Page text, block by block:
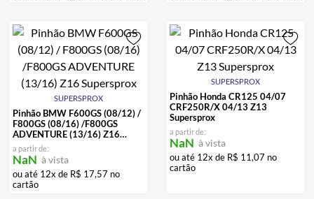
SUPERSPROX
Pinhão BMW F600GS (08/12) /
F800GS (08/16) /F800GS
ADVENTURE (13/16) Z16
Supersprox
a partir de:
NaN à vista
ou até 12x de R$ 17,57 no
cartão
SUPERSPROX
Pinhão Honda CR125 04/07
CRF250R/X 04/13 Z13
Supersprox
a partir de:
NaN à vista
ou até 12x de R$ 11,07 no
cartão